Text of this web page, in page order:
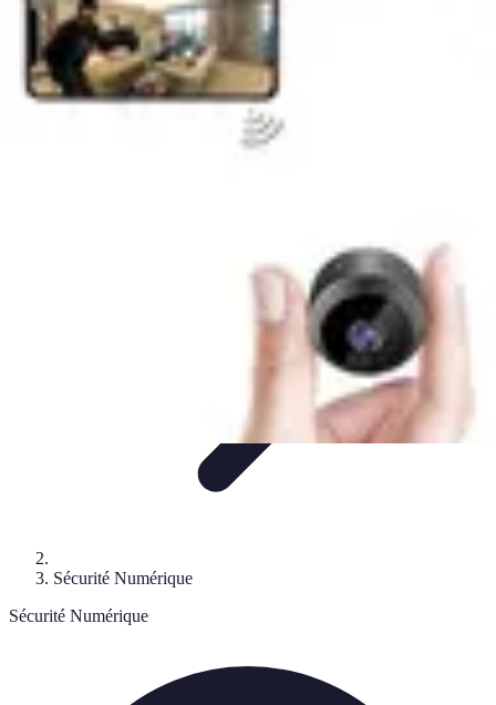
Connect Belgium
Objets ConnectésGuides et TutorielsSécurité des objets
connectésTendancesObjets connectés
Sécurité Numérique
Sécurité Numérique